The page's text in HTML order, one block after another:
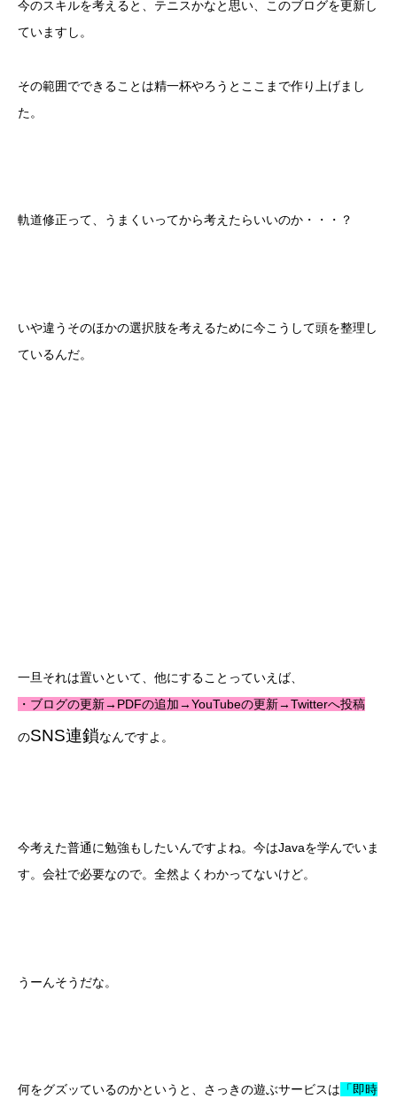
今のスキルを考えると、テニスかなと思い、このブログを更新し
ていますし。
その範囲でできることは精一杯やろうとここまで作り上げまし
た。
軌道修正って、うまくいってから考えたらいいのか・・・？
いや違うそのほかの選択肢を考えるために今こうして頭を整理し
ているんだ。
一旦それは置いといて、他にすることっていえば、
・ブログの更新→PDFの追加→YouTubeの更新→Twitterへ投稿
のSNS連鎖なんですよ。
今考えた普通に勉強もしたいんですよね。今はJavaを学んでいま
す。会社で必要なので。全然よくわかってないけど。
うーんそうだな。
何をグズッているのかというと、さっきの遊ぶサービスは 「即時